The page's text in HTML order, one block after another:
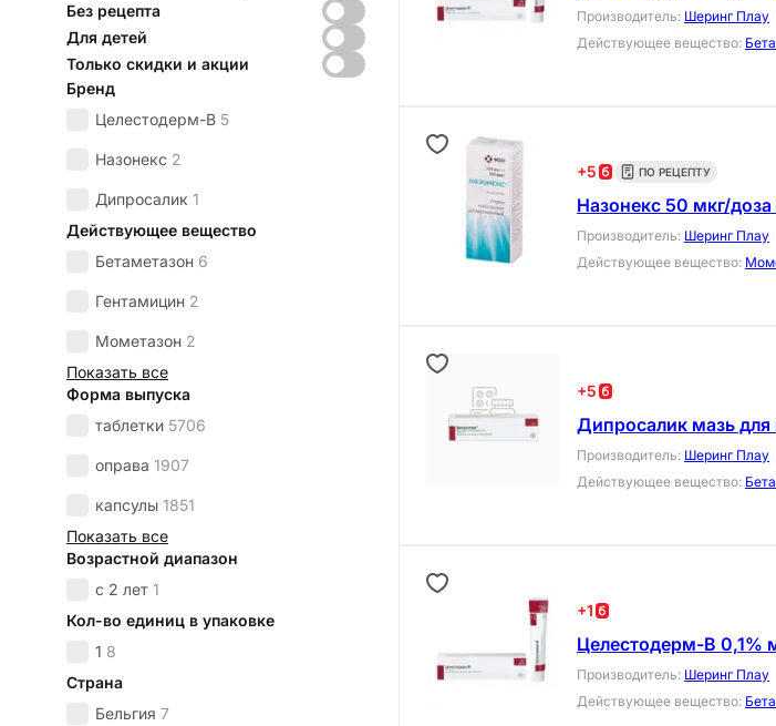
Без рецепта
Для детей
Только скидки и акции
Бренд
Целестодерм-В 5
Назонекс 2
Дипросалик 1
Действующее вещество
Бетаметазон 6
Гентамицин 2
Мометазон 2
Показать все
Форма выпуска
таблетки 5706
оправа 1907
капсулы 1851
Показать все
Возрастной диапазон
с 2 лет 1
Кол-во единиц в упаковке
1 8
Страна
Бельгия 7
Производитель: Шеринг Плау
Действующее вещество:
+5 ПО РЕЦЕПТУ
Назонекс 50 мкг/
Производитель: Шеринг Плау
Действующее вещество:
+5
Дипросалик мазь
Производитель: Шеринг Плау
Действующее вещество:
+1
Целестодерм-В 0,1%
Производитель: Шеринг Плау
Действующее вещество: